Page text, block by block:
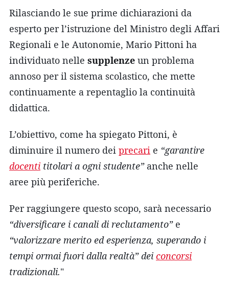
Rilasciando le sue prime dichiarazioni da
esperto per l’istruzione del Ministro degli Affari
Regionali e le Autonomie, Mario Pittoni ha
individuato nelle supplenze un problema
annoso per il sistema scolastico, che mette
continuamente a repentaglio la continuità
didattica.
L’obiettivo, come ha spiegato Pittoni, è
diminuire il numero dei precari e “garantire
docenti titolari a ogni studente”anche nelle
aree più periferiche.
Per raggiungere questo scopo, sarà necessario
“diversificare i canali di reclutamento”e
“valorizzare merito ed esperienza, superando i
tempi ormai fuori dalla realtà” dei concorsi
tradizionali."